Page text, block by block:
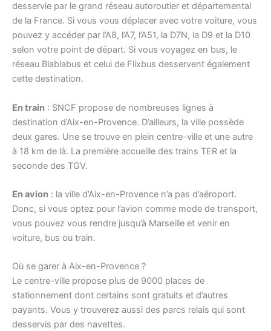
desservie par le grand réseau autoroutier et départemental
de la France. Si vous vous déplacer avec votre voiture, vous
pouvez y accéder par l’A8, l’A7, l’A51, la D7N, la D9 et la D10
selon votre point de départ. Si vous voyagez en bus, le
réseau Blablabus et celui de Flixbus desservent également
cette destination.
En train : SNCF propose de nombreuses lignes à
destination d’Aix-en-Provence. D’ailleurs, la ville possède
deux gares. Une se trouve en plein centre-ville et une autre
à 18 km de là. La première accueille des trains TER et la
seconde des TGV.
En avion : la ville d’Aix-en-Provence n’a pas d’aéroport.
Donc, si vous optez pour l’avion comme mode de transport,
vous pouvez vous rendre jusqu’à Marseille et venir en
voiture, bus ou train.
Où se garer à Aix-en-Provence ?
Le centre-ville propose plus de 9000 places de
stationnement dont certains sont gratuits et d’autres
payants. Vous y trouverez aussi des parcs relais qui sont
desservis par des navettes.